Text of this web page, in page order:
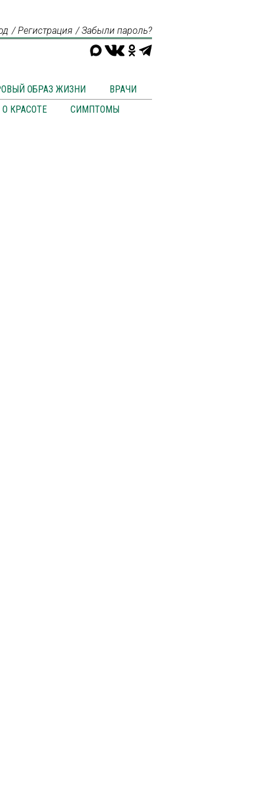
Регистрация Забыли пароль?
ОБРАЗ ЖИЗНИ
ВРАЧИ
О КРАСОТЕ
СИМПТОМЫ